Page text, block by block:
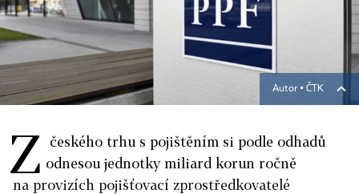
Autor ▪ ČTK
Z
českého trhu s pojištěním si podle odhadů
odnesou jednotky miliard korun ročně
na provizích pojišťovací zprostředkovatelé